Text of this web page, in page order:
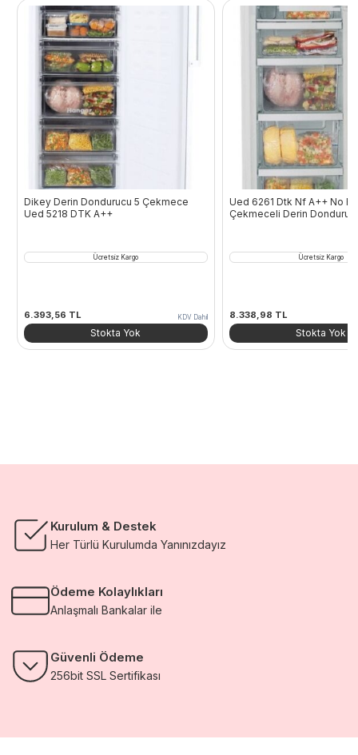
Dikey Derin Dondurucu 5 Çekmece
Ued 5218 DTK A++
Ücretsiz Kargo
6.393,56 TL KDV Dahil
Stokta Yok
Ued 6261 Dtk Nf A++ No
Çekmeceli Derin
Ücretsiz Kargo
8.338,98 TL
Stokta Yok
Kurulum & Destek
Her Türlü Kurulumda Yanınızdayız
Ödeme Kolaylıkları
Anlaşmalı Bankalar ile
Güvenli Ödeme
256bit SSL Sertifikası